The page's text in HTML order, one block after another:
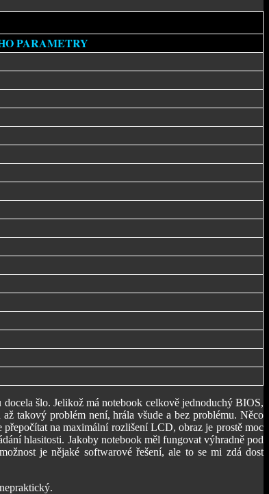
PARAMETRY
šlo. Jelikož má notebook celkově jednoduchý BIOS,
takový problém není, hrála všude a bez problému. Něco
na maximální rozlišení LCD, obraz je prostě moc
hlasitosti. Jakoby notebook měl fungovat výhradně pod
je nějaké softwarové řešení, ale to se mi zdá dost